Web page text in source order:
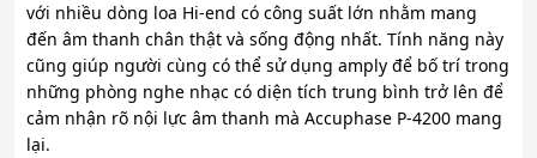
với nhiều dòng loa Hi-end có công suất lớn nhằm mang
đến âm thanh chân thật và sống động nhất. Tính năng này
cũng giúp người cùng có thể sử dụng amply để bố trí trong
những phòng nghe nhạc có diện tích trung bình trở lên để
cảm nhận rõ nội lực âm thanh mà Accuphase P-4200 mang
lại.